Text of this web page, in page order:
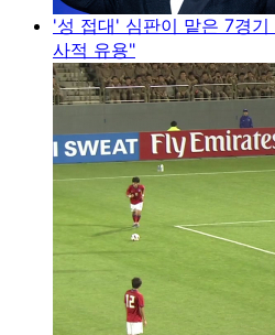
'성 접대' 심판이 맡은 7경
사적 유용"